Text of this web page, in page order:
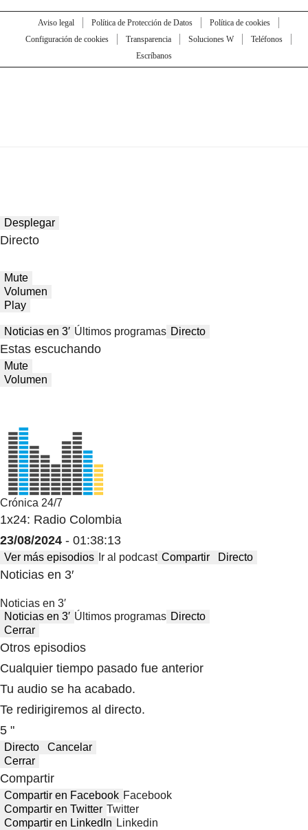
Aviso legal Política de Protección de Datos
Política de cookies
Configuración de cookies
Transparencia Soluciones W
Teléfonos
Escríbanos
Desplegar
Directo
Mute
Volumen
Play
Noticias en 3′ Últimos programas Directo
Estas escuchando
Mute
Volumen
Crónica 24/7
1x24: Radio Colombia
23/08/2024 - 01:38:13
Ver más episodios Ir al podcast Compartir Directo
Noticias en 3′
Noticias en 3′
Noticias en 3′ Últimos programas Directo
Cerrar
Otros episodios
Cualquier tiempo pasado fue anterior
Tu audio se ha acabado.
Te redirigiremos al directo.
5 "
Directo
Cancelar
Cerrar
Compartir
Compartir en Facebook Facebook
Compartir en Twitter Twitter
Compartir en LinkedIn Linkedin